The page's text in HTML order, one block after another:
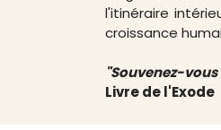
l'itinéraire
croissance
"Souvenez-
Livre de l'Exode